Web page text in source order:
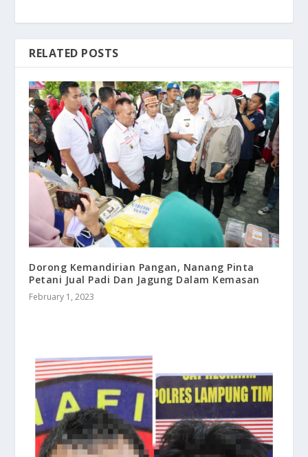
RELATED POSTS
Dorong Kemandirian Pangan, Nanang Pinta
Petani Jual Padi Dan Jagung Dalam Kemasan
February 1, 2023